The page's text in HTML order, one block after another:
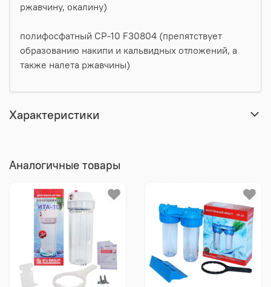
ржавчину, окалину)
полифосфатный CP-10 F30804 (препятствует
образованию накипи и кальвидных отложений, а
также налета ржавчины)
Характеристики
Аналогичные товары